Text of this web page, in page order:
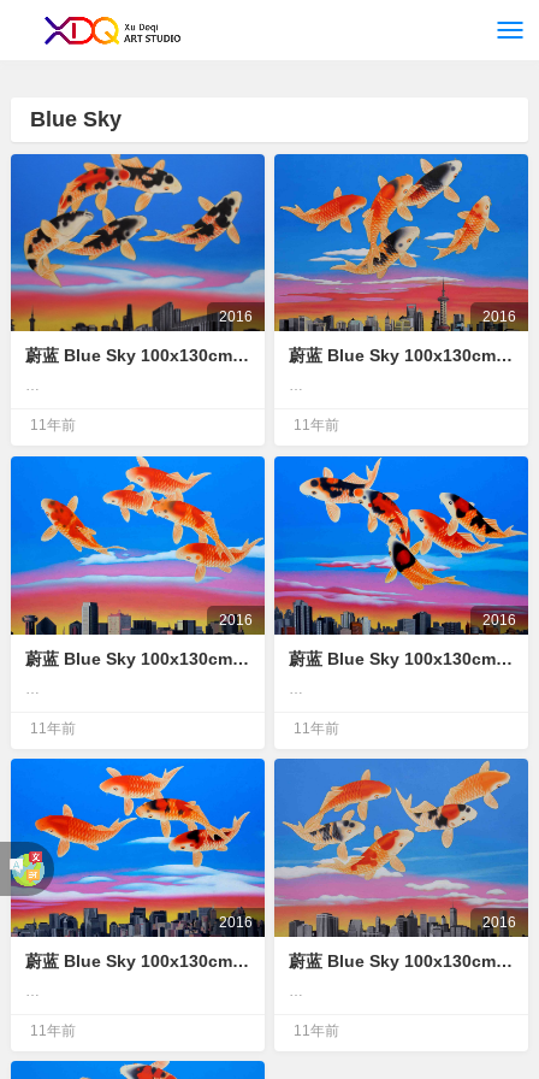
Blue Sky
2016
蔚蓝 Blue Sky 100x130cm 布面油画 oil on canvas
…
11年前
2016
蔚蓝 Blue Sky 100x130cm 布面油画 oil on canvas
…
11年前
2016
蔚蓝 Blue Sky 100x130cm 布面油画 oil on canvas
11年前
2016
蔚蓝 Blue Sky 100x130cm 布面油画 oil on canvas
11年前
2016
蔚蓝 Blue Sky 100x130cm 布面油画 oil on canvas
11年前
2016
蔚蓝 Blue Sky 100x130cm 布面油画 oil on canvas
11年前